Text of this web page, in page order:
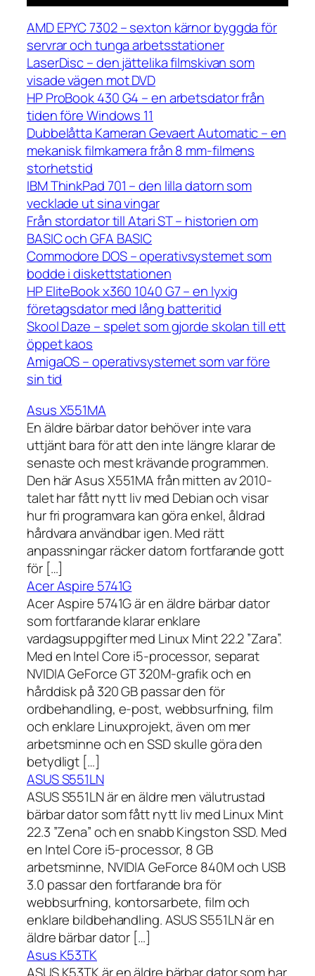
AMD EPYC 7302 – sexton kärnor byggda för
servrar och tunga arbetsstationer
LaserDisc – den jättelika filmskivan som
visade vägen mot DVD
HP ProBook 430 G4 – en arbetsdator från
tiden före Windows 11
Dubbelåtta Kameran Gevaert Automatic – en
mekanisk filmkamera från 8 mm-filmens
storhetstid
IBM ThinkPad 701 – den lilla datorn som
vecklade ut sina vingar
Från stordator till Atari ST – historien om
BASIC och GFA BASIC
Commodore DOS – operativsystemet som
bodde i diskettstationen
HP EliteBook x360 1040 G7 – en lyxig
företagsdator med lång batteritid
Skool Daze – spelet som gjorde skolan till ett
öppet kaos
AmigaOS – operativsystemet som var före
sin tid
Asus X551MA
En äldre bärbar dator behöver inte vara
uttjänt bara för att den inte längre klarar de
senaste och mest krävande programmen.
Den här Asus X551MA från mitten av 2010-
talet har fått nytt liv med Debian och visar
hur fri programvara kan göra enkel, åldrad
hårdvara användbar igen. Med rätt
anpassningar räcker datorn fortfarande gott
för […]
Acer Aspire 5741G
Acer Aspire 5741G är en äldre bärbar dator
som fortfarande klarar enklare
vardagsuppgifter med Linux Mint 22.2 ”Zara”.
Med en Intel Core i5-processor, separat
NVIDIA GeForce GT 320M-grafik och en
hårddisk på 320 GB passar den för
ordbehandling, e-post, webbsurfning, film
och enklare Linuxprojekt, även om mer
arbetsminne och en SSD skulle göra den
betydligt […]
ASUS S551LN
ASUS S551LN är en äldre men välutrustad
bärbar dator som fått nytt liv med Linux Mint
22.3 ”Zena” och en snabb Kingston SSD. Med
en Intel Core i5-processor, 8 GB
arbetsminne, NVIDIA GeForce 840M och USB
3.0 passar den fortfarande bra för
webbsurfning, kontorsarbete, film och
enklare bildbehandling. ASUS S551LN är en
äldre bärbar dator […]
Asus K53TK
ASUS K53TK är en äldre bärbar dator som har